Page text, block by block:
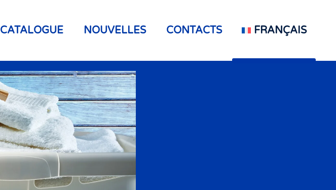
CATALOGUE NOUVELLES CONTACTS FRANÇAIS